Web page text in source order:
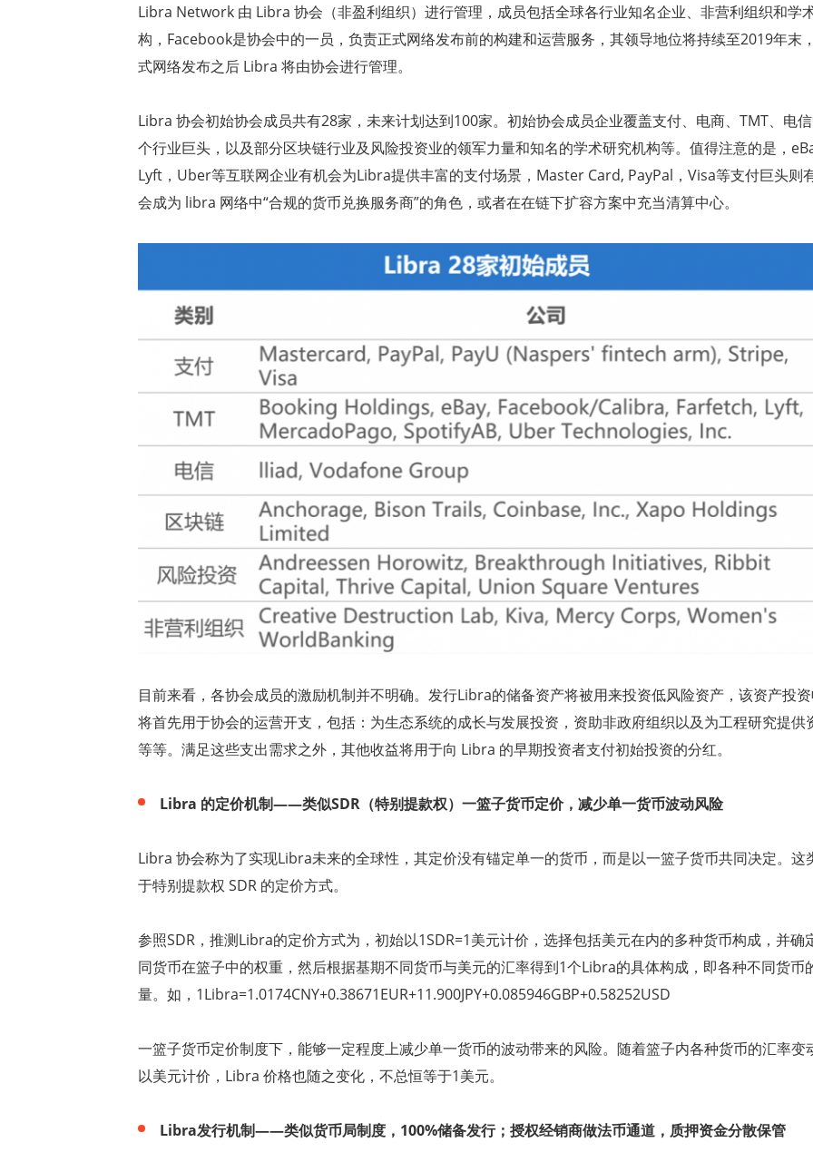
Libra Network 由 Libra 协会（非盈利组织）进行管理，成员包括全球各行业知名企业、非营利组织和学
构， Facebook是协会中的一员，负责正式网络发布前的构建和运营服务，其领导地位将持续至2019年末
式网络发布之后 Libra 将由协会进行管理。
Libra 协会初始协会成员共有28家，未来计划达到100家。初始协会成员企业覆盖支付、电商、 TMT、电
个行业巨头，以及部分区块链行业及风险投资业的领军力量和知名的学术研究机构等。值得注意的是，
Lyft ， Uber等互联网企业有机会为Libra提供丰富的支付场景， Master Card, PayPal ， Visa等支付巨头则
会成为 libra 网络中“合规的货币兑换服务商”的角色，或者在在链下扩容方案中充当清算中心。
目前来看，各协会成员的激励机制并不明确。发行Libra的储备资产将被用来投资低风险资产，该资产投
将首先用于协会的运营开支，包括：为生态系统的成长与发展投资，资助非政府组织以及为工程研究提供
等等。满足这些支出需求之外，其他收益将用于向 Libra 的早期投资者支付初始投资的分红。
Libra 的定价机制——类似SDR （特别提款权）一篮子货币定价，减少单一货币波动风险
Libra 协会称为了实现Libra未来的全球性，其定价没有锚定单一的货币，而是以一篮子货币共同决定。这
于特别提款权 SDR 的定价方式。
参照SDR ，推测Libra的定价方式为，初始以1SDR=1美元计价，选择包括美元在内的多种货币构成，并确
同货币在篮子中的权重，然后根据基期不同货币与美元的汇率得到1个Libra的具体构成，即各种不同货币
量。如， 1Libra=1.0174CNY+0.38671EUR+11.900JPY+0.085946GBP+0.58252USD
一篮子货币定价制度下，能够一定程度上减少单一货币的波动带来的风险。随着篮子内各种货币的汇率变
以美元计价， Libra 价格也随之变化，不总恒等于1美元。
Libra发行机制——类似货币局制度， 100%储备发行；授权经销商做法币通道，质押资金分散保管